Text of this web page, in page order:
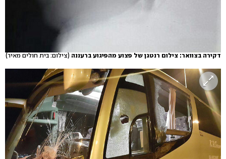
דקירה בצוואר: צילום רנטגן של פצוע מהפיגוע ברעננה (צילום: בית חולים מאיר)